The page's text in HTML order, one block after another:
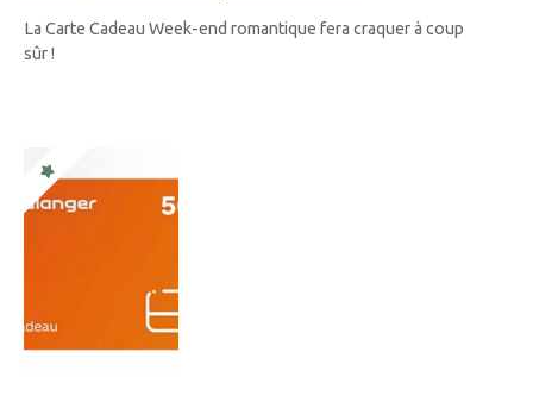
La Carte Cadeau Week-end romantique fera craquer à coup
sûr !